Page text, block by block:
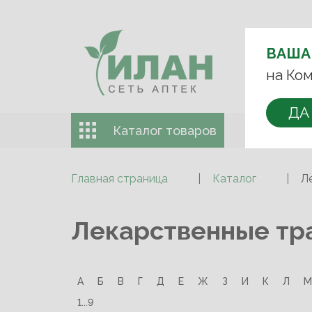
ВЫБЕРИТЕ
ВАША
на
ДА
+7
Каталог товаров Доставка
Главная страница Каталог
Лекарственные
А Б В Г Д Е Ж З И К Л М
1...9